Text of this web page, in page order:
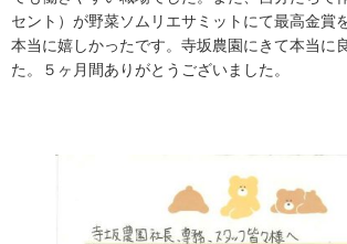
セント）が野菜ソムリエサミットにて最高金賞
本当に嬉しかったです。寺坂農園にきて本当に
た。５ヶ月間ありがとうございました。